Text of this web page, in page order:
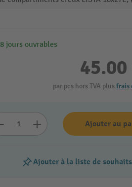
8 jours ouvrables
45.00
par pcs hors TVA plus frais
Ajouter au
Ajouter à la liste de souhaits